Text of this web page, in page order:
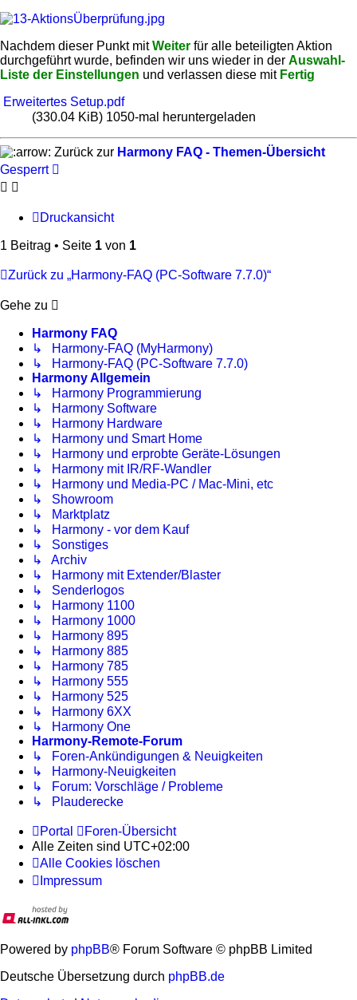
Nachdem dieser Punkt mitWeiter für alle beteiligten Aktion
durchgeführt wurde, befinden wir uns wieder in der Auswahl-
Liste der Einstellungen und verlassen diese mit Fertig
Erweitertes Setup.pdf
(330.04 KiB) 1050-mal heruntergeladen
Zurück zur Harmony FAQ - Themen-Übersicht
Gesperrt
Druckansicht
1 Beitrag • Seite 1 von 1
Zurück zu „Harmony-FAQ (PC-Software 7.7.0)“
Gehe zu
Harmony FAQ
↳ Harmony-FAQ (MyHarmony)
↳ Harmony-FAQ (PC-Software 7.7.0)
Harmony Allgemein
↳ Harmony Programmierung
↳ Harmony Software
↳ Harmony Hardware
↳ Harmony und Smart Home
↳ Harmony und erprobte Geräte-Lösungen
↳ Harmony mit IR/RF-Wandler
↳ Harmony und Media-PC / Mac-Mini, etc
↳ Showroom
↳ Marktplatz
↳ Harmony - vor dem Kauf
↳ Sonstiges
↳ Archiv
↳ Harmony mit Extender/Blaster
↳ Senderlogos
↳ Harmony 1100
↳ Harmony 1000
↳ Harmony 895
↳ Harmony 885
↳ Harmony 785
↳ Harmony 555
↳ Harmony 525
↳ Harmony 6XX
↳ Harmony One
Harmony-Remote-Forum
↳ Foren-Ankündigungen & Neuigkeiten
↳ Harmony-Neuigkeiten
↳ Forum: Vorschläge / Probleme
↳ Plauderecke
Portal
Foren-Übersicht
Alle Zeiten sind UTC+02:00
Alle Cookies löschen
Impressum
Powered by phpBB® Forum Software © phpBB Limited
Deutsche Übersetzung durch phpBB.de